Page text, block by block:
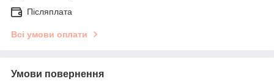
Післяплата
Всі умови оплати
Умови повернення